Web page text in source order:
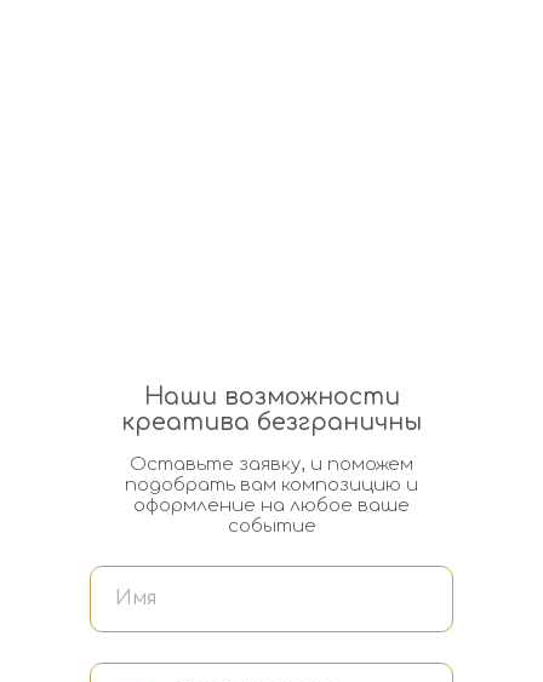
Наши возможности
креатива безграничны
Оставьте заявку, и поможем
подобрать вам композицию и
оформление на любое ваше
событие